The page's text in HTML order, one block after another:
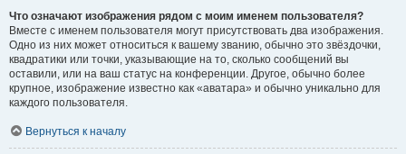
Что означают изображения рядом с моим именем пользователя?
Вместе с именем пользователя могут присутствовать два изображения.
Одно из них может относиться к вашему званию, обычно это звёздочки,
квадратики или точки, указывающие на то, сколько сообщений вы
оставили, или на ваш статус на конференции. Другое, обычно более
крупное, изображение известно как «аватара» и обычно уникально для
каждого пользователя.
Вернуться к началу